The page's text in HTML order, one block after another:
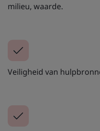
milieu, waarde.
Veiligheid van